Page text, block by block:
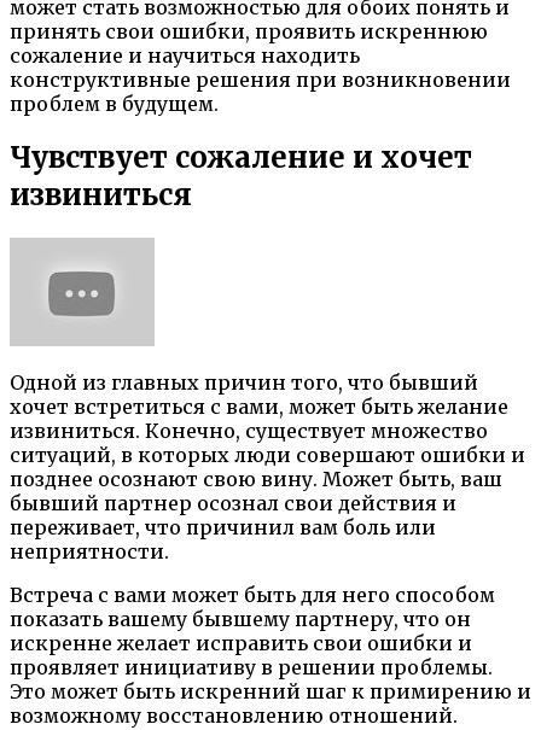
может стать возможностью для обоих понять и
принять свои ошибки, проявить искреннюю
сожаление и научиться находить
конструктивные решения при возникновении
проблем в будущем.
Чувствует сожаление и хочет
извиниться
Одной из главных причин того, что бывший
хочет встретиться с вами, может быть желание
извиниться. Конечно, существует множество
ситуаций, в которых люди совершают ошибки и
позднее осознают свою вину. Может быть, ваш
бывший партнер осознал свои действия и
переживает, что причинил вам боль или
неприятности.
Встреча с вами может быть для него способом
показать вашему бывшему партнеру, что он
искренне желает исправить свои ошибки и
проявляет инициативу в решении проблемы.
Это может быть искренний шаг к примирению и
возможному восстановлению отношений.